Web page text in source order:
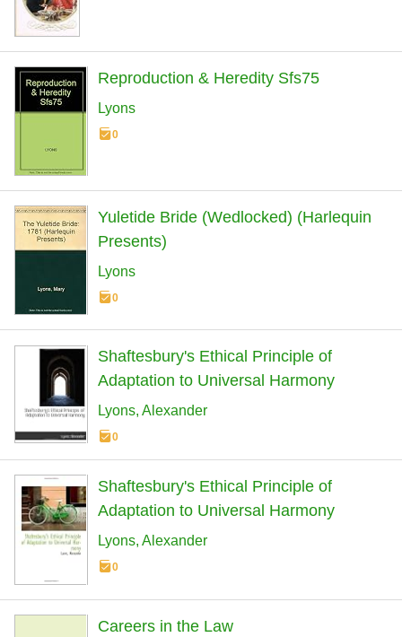
Reproduction & Heredity Sfs75
Lyons
0
Yuletide Bride (Wedlocked) (Harlequin
Presents)
Lyons
0
Shaftesbury's Ethical Principle of
Adaptation to Universal Harmony
Lyons Alexander
0
Shaftesbury's Ethical Principle of
Adaptation to Universal Harmony
Lyons Alexander
0
Careers in the Law